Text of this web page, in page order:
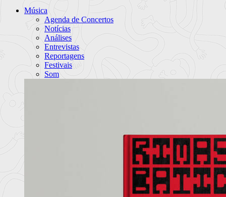
Música
Agenda de Concertos
Notícias
Análises
Entrevistas
Reportagens
Festivais
Som